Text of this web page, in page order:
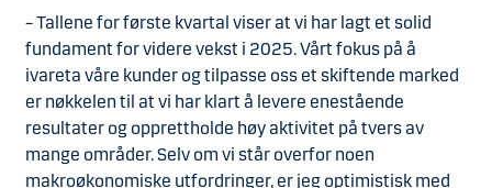
– Tallene for første kvartal viser at vi har lagt et solid
fundament for videre vekst i 2025. Vårt fokus på å
ivareta våre kunder og tilpasse oss et skiftende marked
er nøkkelen til at vi har klart å levere enestående
resultater og opprettholde høy aktivitet på tvers av
mange områder. Selv om vi står overfor noen
makroøkonomiske utfordringer, er jeg optimistisk med